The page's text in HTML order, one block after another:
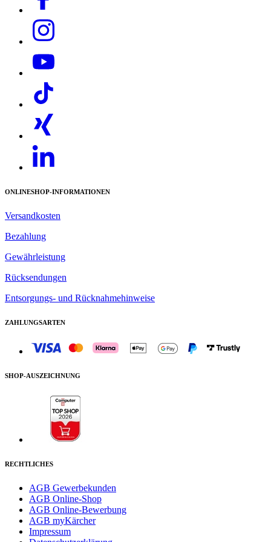
ONLINESHOP-INFORMATIONEN
Versandkosten
Bezahlung
Gewährleistung
Rücksendungen
Entsorgungs- und Rücknahmehinweise
ZAHLUNGSARTEN
SHOP-AUSZEICHNUNG
RECHTLICHES
AGB Gewerbekunden
AGB Online-Shop
AGB Online-Bewerbung
AGB myKärcher
Impressum